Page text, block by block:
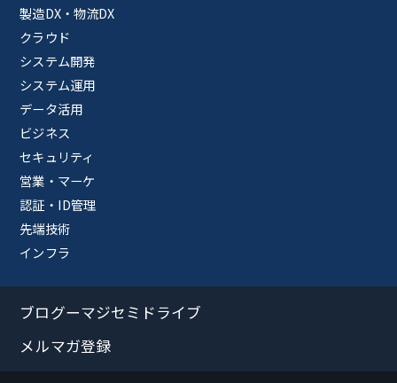
製造DX・物流DX
クラウド
システム開発
システム運用
データ活用
ビジネス
セキュリティ
営業・マーケ
認証・ID管理
先端技術
インフラ
ブログーマジセミドライブ
メルマガ登録